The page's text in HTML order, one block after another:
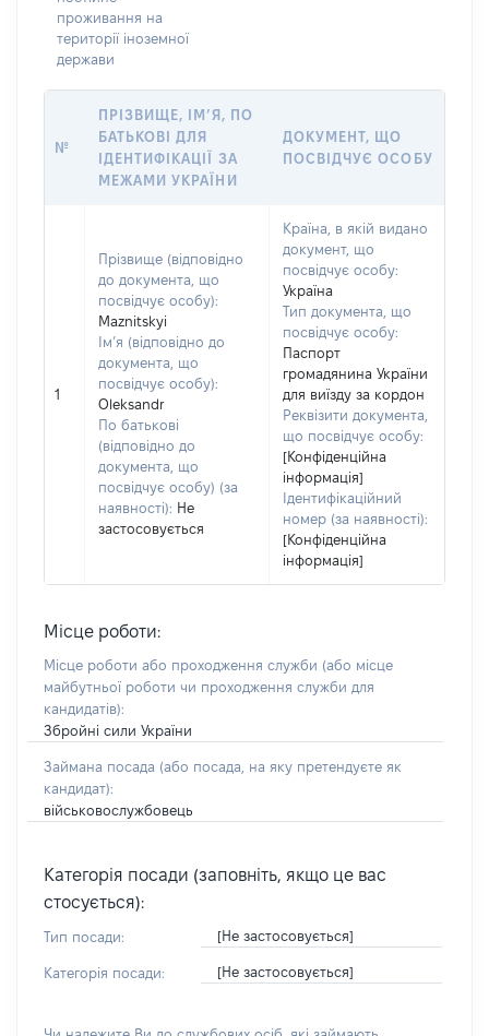
проживання на
території іноземної
держави
№
ПРІЗВИЩЕ, ІМ’Я, ПО
БАТЬКОВІ ДЛЯ
ІДЕНТИФІКАЦІЇ ЗА
МЕЖАМИ УКРАЇНИ
ДОКУМЕНТ, ЩО
ПОСВІДЧУЄ ОСОБУ
1
Прізвище (відповідно
до документа, що
посвідчує особу):
Maznitskyi
Ім’я (відповідно до
документа, що
посвідчує особу):
Oleksandr
По батькові
(відповідно до
документа, що
посвідчує особу) (за
наявності): Не
застосовується
Країна, в якій видано
документ, що
посвідчує особу:
Україна
Тип документа, що
посвідчує особу:
Паспорт
громадянина України
для виїзду за кордон
Реквізити документа,
що посвідчує особу:
[Конфіденційна
інформація]
Ідентифікаційний
номер (за наявності):
[Конфіденційна
інформація]
Місце роботи:
Місце роботи або проходження служби (або місце
майбутньої роботи чи проходження служби для
кандидатів):
Збройні сили України
Займана посада (або посада, на яку претендуєте як
кандидат):
військовослужбовець
Категорія посади (заповніть, якщо це вас
стосується):
Тип посади: [Не застосовується]
Категорія посади: [Не застосовується]